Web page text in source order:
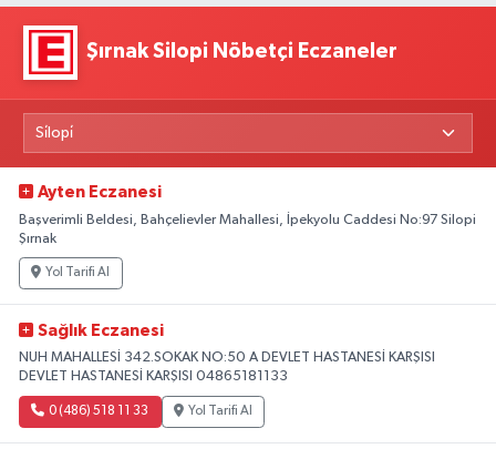
Şırnak Silopi Nöbetçi Eczaneler
Ayten Eczanesi
Başverimli Beldesi, Bahçelievler Mahallesi, İpekyolu Caddesi No:97 Silopi
Şırnak
Yol Tarifi Al
Sağlık Eczanesi
NUH MAHALLESİ 342.SOKAK NO:50 A DEVLET HASTANESİ KARŞISI
DEVLET HASTANESİ KARŞISI 04865181133
0 (486) 518 11 33 Yol Tarifi Al